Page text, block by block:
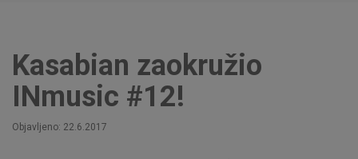
Globalna tržišta
Faktoring
O nama
Kasabian zaokružio
INmusic #12!
Objavljeno: 22.6.2017